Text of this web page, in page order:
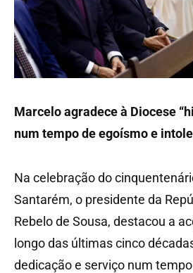
Marcelo agradece à Diocese
num tempo de egoísmo e
Na celebração do
Santarém, o presidente da
Rebelo de Sousa, destacou a
longo das últimas cinco
dedicação e serviço num